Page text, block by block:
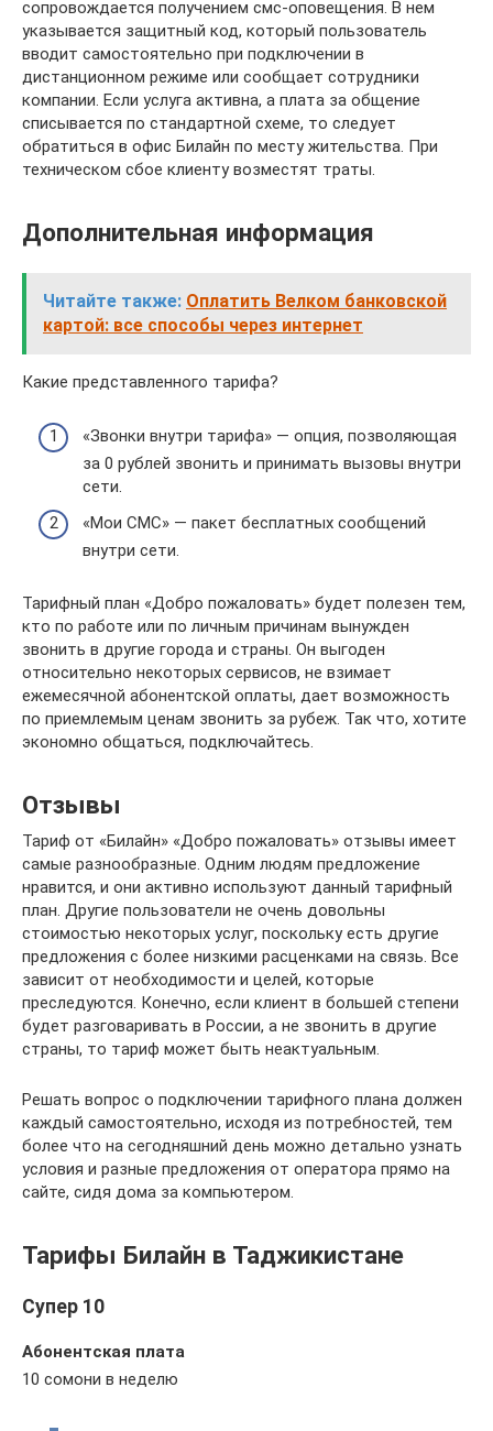
сопровождается получением смс-оповещения. В нем
указывается защитный код, который пользователь
вводит самостоятельно при подключении в
дистанционном режиме или сообщает сотрудники
компании. Если услуга активна, а плата за общение
списывается по стандартной схеме, то следует
обратиться в офис Билайн по месту жительства. При
техническом сбое клиенту возместят траты.
Дополнительная информация
Читайте также: Оплатить Велком банковской
картой: все способы через интернет
Какие представленного тарифа?
«Звонки внутри тарифа» — опция, позволяющая
за 0 рублей звонить и принимать вызовы внутри
сети.
«Мои СМС» — пакет бесплатных сообщений
внутри сети.
Тарифный план «Добро пожаловать» будет полезен тем,
кто по работе или по личным причинам вынужден
звонить в другие города и страны. Он выгоден
относительно некоторых сервисов, не взимает
ежемесячной абонентской оплаты, дает возможность
по приемлемым ценам звонить за рубеж. Так что, хотите
экономно общаться, подключайтесь.
Отзывы
Тариф от «Билайн» «Добро пожаловать» отзывы имеет
самые разнообразные. Одним людям предложение
нравится, и они активно используют данный тарифный
план. Другие пользователи не очень довольны
стоимостью некоторых услуг, поскольку есть другие
предложения с более низкими расценками на связь. Все
зависит от необходимости и целей, которые
преследуются. Конечно, если клиент в большей степени
будет разговаривать в России, а не звонить в другие
страны, то тариф может быть неактуальным.
Решать вопрос о подключении тарифного плана должен
каждый самостоятельно, исходя из потребностей, тем
более что на сегодняшний день можно детально узнать
условия и разные предложения от оператора прямо на
сайте, сидя дома за компьютером.
Тарифы Билайн в Таджикистане
Супер 10
Абонентская плата
10 сомони в неделю